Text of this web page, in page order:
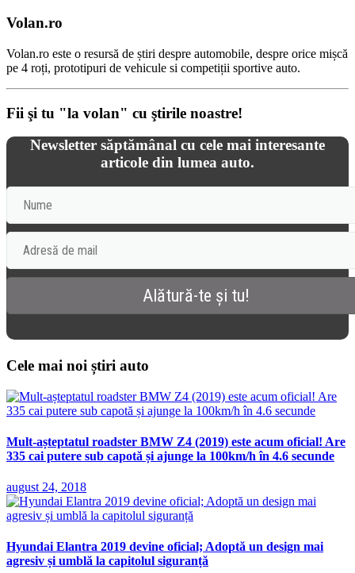
Volan.ro
Volan.ro este o resursă de știri despre automobile, despre orice mișcă
pe 4 roți, prototipuri de vehicule si competiții sportive auto.
Fii şi tu "la volan" cu ştirile noastre!
Newsletter săptămânal cu cele mai interesante
articole din lumea auto.
Cele mai noi știri auto
Mult-așteptatul roadster BMW Z4 (2019) este acum oficial! Are
335 cai putere sub capotă și ajunge la 100km/h în 4.6 secunde
august 24, 2018
Hyundai Elantra 2019 devine oficial; Adoptă un design mai
agresiv și umblă la capitolul siguranță